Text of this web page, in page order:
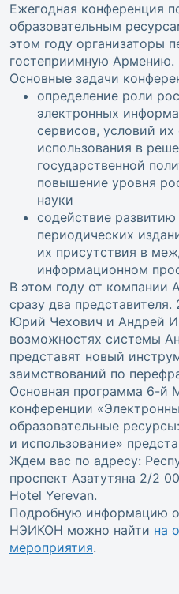
Ежегодная конференция
образовательным
этом году организаторы
гостеприимную Армению.
Основные задачи
определение роли
электронных
сервисов, условий
использования в
государственной
повышение уровня
науки
содействие
периодических
их присутствия в
информационном
В этом году от компании
сразу два представителя.
Юрий Чехович и Андрей
возможностях системы
представят новый
заимствований по
Основная программа 6-й
конференции
образовательные
и использование»
Ждем вас по адресу:
проспект Азатутяна 2/2
Hotel Yerevan.
Подробную информацию
НЭИКОН можно найти на
мероприятия.